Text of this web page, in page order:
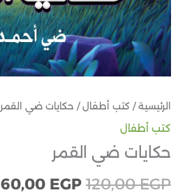
الرئيسية/ كتب أطفال/ حكايات ضي القمر
كتب أطفال
حكايات ضي القمر
120,00EGP
60,00 EGP